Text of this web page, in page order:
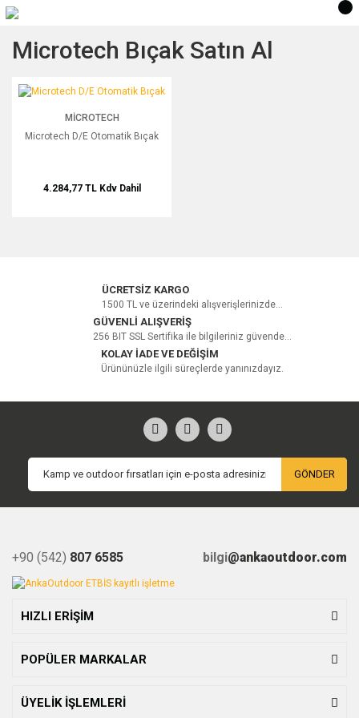
Microtech Bıçak Satın Al
Microtech D/E Otomatik Bıçak
MICROTECH
Microtech D/E Otomatik Bıçak
4.284,77 TL Kdv Dahil
ÜCRETSİZ KARGO
1500 TL ve üzerindeki alışverişlerinizde...
GÜVENLİ ALIŞVERİŞ
256 BIT SSL Sertifika ile bilgileriniz güvende...
KOLAY İADE VE DEĞİŞİM
Ürününüzle ilgili süreçlerde yanınızdayız.
GÖNDER
+90 (542) 807 6585 bilgi@ankaoutdoor.com
HIZLI ERİŞİM
POPÜLER MARKALAR
ÜYELİK İŞLEMLERİ